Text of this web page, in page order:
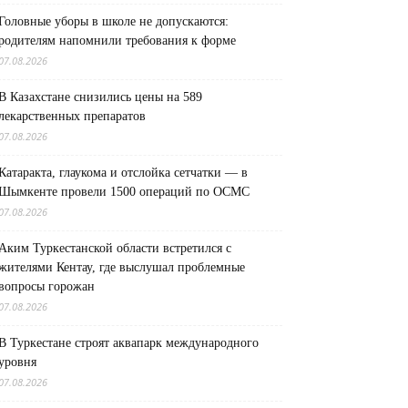
уборы в школе не допускаются:
напомнили требования к форме
Казахстане снизились цены на 589
препаратов
глаукома и отслойка сетчатки — в
провели 1500 операций по ОСМС
Туркестанской области встретился с
Кентау, где выслушал проблемные
горожан
Туркестане строят аквапарк международного